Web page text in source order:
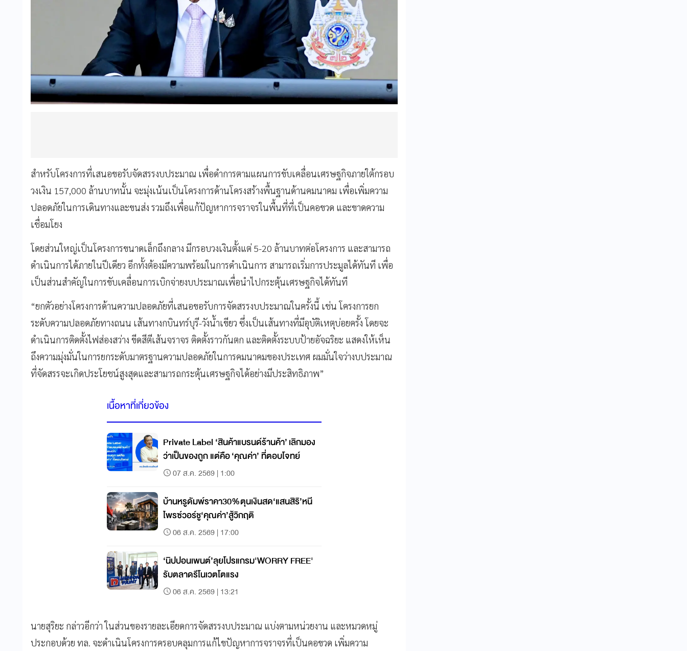
สำหรับโครงการที่เสนอขอรับจัดสรรงบประมาณ เพื่อดำการตามแผนการขับเคลื่อนเศรษฐกิจภายใต้กรอบ
วงเงิน 157,000 ล้านบาทนั้น จะมุ่งเน้นเป็นโครงการด้านโครงสร้างพื้นฐานด้านคมนาคม เพื่อเพิ่มความ
ปลอดภัยในการเดินทางและขนส่ง รวมถึงเพื่อแก้ปัญหาการจราจรในพื้นที่ที่เป็นคอขวด และขาดความ
เชื่อมโยง
โดยส่วนใหญ่เป็นโครงการขนาดเล็กถึงกลาง มีกรอบวงเงินตั้งแต่ 5-20 ล้านบาทต่อโครงการ และสามารถ
ดำเนินการได้ภายในปีเดียว อีกทั้งต้องมีความพร้อมในการดำเนินการ สามารถเริ่มการประมูลได้ทันที เพื่อ
เป็นส่วนสำคัญในการขับเคลื่อนการเบิกจ่ายงบประมาณเพื่อนำไปกระตุ้นเศรษฐกิจได้ทันที
“ยกตัวอย่างโครงการด้านความปลอดภัยที่เสนอขอรับการจัดสรรงบประมาณในครั้งนี้ เช่น โครงการยก
ระดับความปลอดภัยทางถนน เส้นทางกบินทร์บุรี-วังน้ำเขียว ซึ่งเป็นเส้นทางที่มีอุบัติเหตุบ่อยครั้ง โดยจะ
ดำเนินการติดตั้งไฟส่องสว่าง ขีดสีตีเส้นจราจร ติดตั้งราวกันตก และติดตั้งระบบป้ายอัจฉริยะ แสดงให้เห็น
ถึงความมุ่งมั่นในการยกระดับมาตรฐานความปลอดภัยในการคมนาคมของประเทศ ผมมั่นใจว่างบประมาณ
ที่จัดสรรจะเกิดประโยชน์สูงสุดและสามารถกระตุ้นเศรษฐกิจได้อย่างมีประสิทธิภาพ”
เนื้อหาที่เกี่ยวข้อง
Private Label ‘สินค้าแบรนด์ร้านค้า’ เลิกมอง
ว่าเป็นของถูก แต่คือ ‘คุณค่า’ ที่ตอบโจทย์
07 ส.ค. 2569 | 1:00
บ้านหรูดัมพ์ราคา30%ตุนเงินสด‘แสนสิริ’หนี
ไพรซ์วอร์ชู‘คุณค่า’สู้วิกฤติ
06 ส.ค. 2569 | 17:00
‘นิปปอนเพนต์’ลุยโปรแกรม'WORRY FREE'
รับตลาดรีโนเวตโตแรง
06 ส.ค. 2569 | 13:21
นายสุริยะ กล่าวอีกว่า ในส่วนของรายละเอียดการจัดสรรงบประมาณ แบ่งตามหน่วยงาน และหมวดหมู่
ประกอบด้วย ทล. จะดำเนินโครงการครอบคลุมการแก้ไขปัญหาการจราจรที่เป็นคอขวด เพิ่มความ